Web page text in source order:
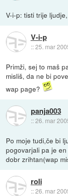
V-i-p: tisti trije
V-i-p
::25. mar
Primži, sej to maš
misliš, da ne bi
wap page?
panja003
::26. mar
Po moje tudi,če bi
pogovarjali pa je
dobr zrihtan(wap
roli
::26. mar